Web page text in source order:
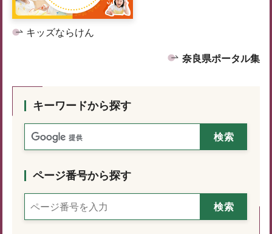
キッズならけん
奈良県ポータル集
キーワードから探す
ページ番号から探す